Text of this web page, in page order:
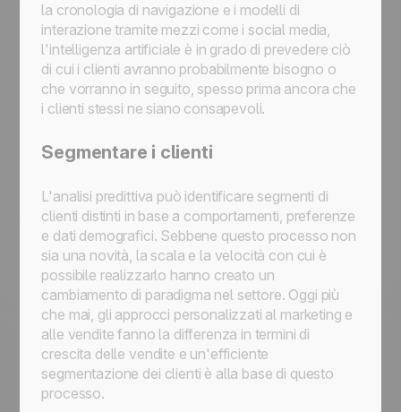
la cronologia di navigazione e i modelli di
interazione tramite mezzi come i social media,
l'intelligenza artificiale è in grado di prevedere ciò
di cui i clienti avranno probabilmente bisogno o
che vorranno in seguito, spesso prima ancora che
i clienti stessi ne siano consapevoli.
Segmentare i clienti
L'analisi predittiva può identificare segmenti di
clienti distinti in base a comportamenti, preferenze
e dati demografici. Sebbene questo processo non
sia una novità, la scala e la velocità con cui è
possibile realizzarlo hanno creato un
cambiamento di paradigma nel settore. Oggi più
che mai, gli approcci personalizzati al marketing e
alle vendite fanno la differenza in termini di
crescita delle vendite e un'efficiente
segmentazione dei clienti è alla base di questo
processo.